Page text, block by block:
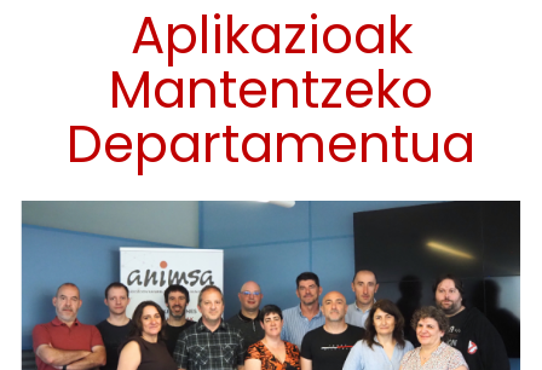
Aplikazioak
Mantentzeko
Departamentua